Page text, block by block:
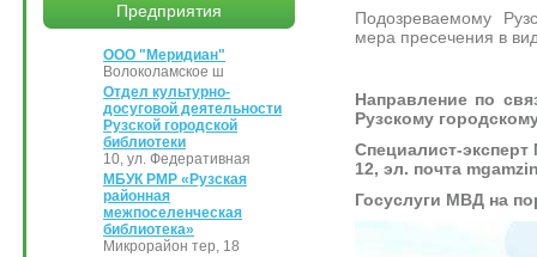
Подозреваемому
мера пресечения в
Направление по
Рузскому
Специалист-
12, эл. почта
Госуслуги МВД на
Предприятия
ООО "Меридиан"
Волоколамское ш
Отдел культурно-
досуговой деятельности
Рузской городской
библиотеки
10, ул. Федеративная
МБУК РМР «Рузская
районная
межпоселенческая
библиотека»
Микрорайон тер, 18